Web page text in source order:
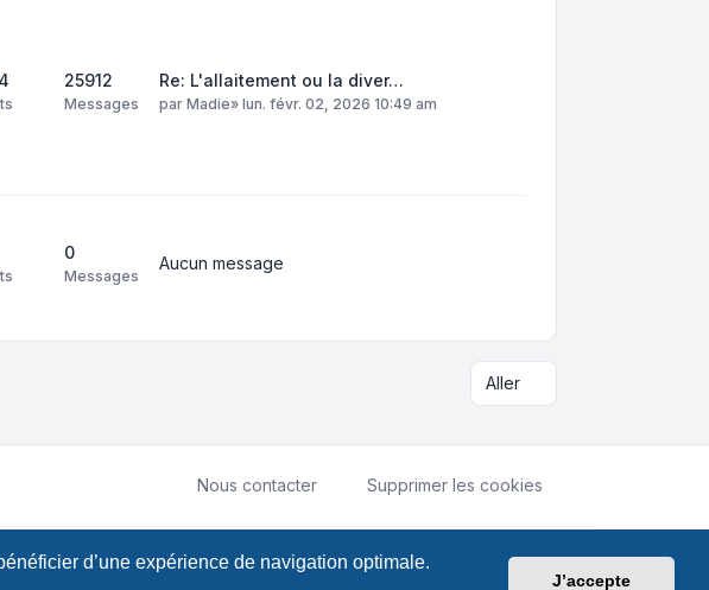
d’une expérience de navigation optimale.
J’accepte
25912
Messages
Re: L'allaitement ou la diver…
par Madie» lun. févr. 02, 2026 10:49 am
0
Messages
Aucun message
Aller
Nous contacter Supprimer les cookies
Confidentialité|Conditions|Fuseau horaire sur UTC+02:00